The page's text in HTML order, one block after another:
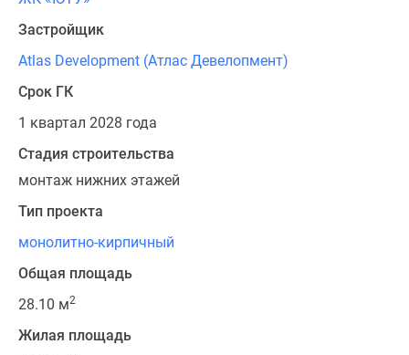
Застройщик
Atlas Development (Атлас Девелопмент)
Срок ГК
1 квартал 2028 года
Стадия строительства
монтаж нижних этажей
Тип проекта
монолитно-кирпичный
Общая площадь
28.10 м2
Жилая площадь